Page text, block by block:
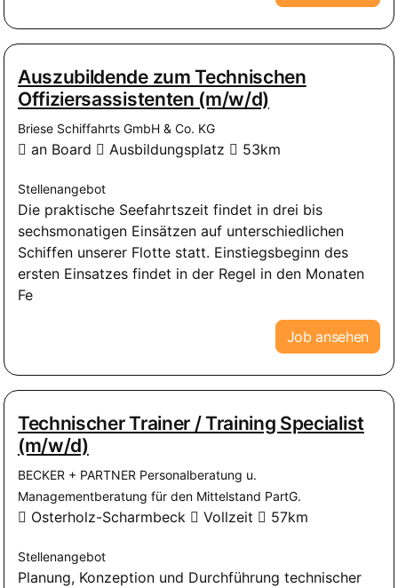
Auszubildende zum Technischen
Offiziersassistenten (m/w/d)
Briese Schiffahrts GmbH & Co. KG
an Board Ausbildungsplatz 53km
Stellenangebot
Die praktische Seefahrtszeit findet in drei bis
sechsmonatigen Einsätzen auf unterschiedlichen
Schiffen unserer Flotte statt. Einstiegsbeginn des
ersten Einsatzes findet in der Regel in den Monaten
Fe
Job ansehen
Technischer Trainer / Training Specialist
(m/w/d)
BECKER + PARTNER Personalberatung u.
Managementberatung für den Mittelstand PartG.
Osterholz-Scharmbeck Vollzeit 57km
Stellenangebot
Planung, Konzeption und Durchführung technischer